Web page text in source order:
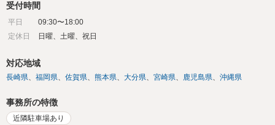
受付時間
平日
09:30〜18:00
定休日
日曜、土曜、祝日
対応地域
長崎県 福岡県 佐賀県 熊本県 大分県 宮崎県 鹿児島県 沖縄県
事務所の特徴
近隣駐車場あり